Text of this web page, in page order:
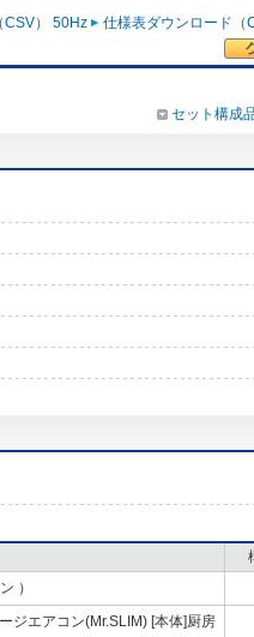
CSV） 50Hz 仕様表ダウンロード（
セット構成
）
ジエアコン(Mr.SLIM) [本体]厨房